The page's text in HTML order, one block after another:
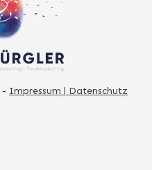
- Impressum | Datenschutz